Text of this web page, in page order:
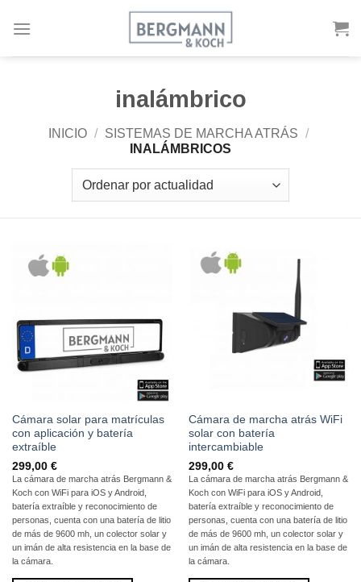
inalámbrico
INICIO / SISTEMAS DE MARCHA ATRÁS /
INALÁMBRICOS
Cámara solar para matrículas
con aplicación y batería
extraíble
299,00 €
La cámara de marcha atrás Bergmann &
Koch con WiFi para iOS y Android,
batería extraíble y reconocimiento de
personas, cuenta con una batería de litio
de más de 9600 mh, un colector solar y
un imán de alta resistencia en la base de
la cámara.
Cámara de marcha atrás WiFi
solar con batería
intercambiable
299,00 €
La cámara de marcha atrás Bergmann &
Koch con WiFi para iOS y Android,
batería extraíble y reconocimiento de
personas, cuenta con una batería de litio
de más de 9600 mh, un colector solar y
un imán de alta resistencia en la base de
la cámara.